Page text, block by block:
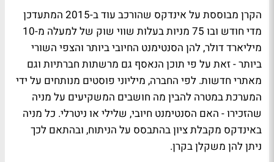
הקרן מבוססת על אינדקס שהורכב עוד ב-2015 המתעדכן
מדי חודש ובו 75 מניות בעלות שווי שוק של למעלה מ-10
מיליארד דולר, להן הסנטימנט החיובי ביותר והצפי השורי
ביותר - זאת על פי תוכן הנאסף גם מרשתות חברתיות וגם
מאתרי חדשות. לפי החברה, מיליוני פוסטים מנותחים על ידי
המערכת במטרה להבין מה חושבים המשקיעים על מניה
שהזכירו - האם הסנטימנט חיובי, שלילי או ניטרלי. כל מניה
באינדקס מקבלת ציון בהתבסס על הניתוח, ובהתאם לכך
ניתן להן משקלן בקרן.